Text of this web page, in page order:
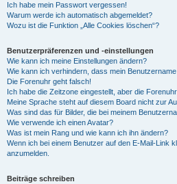
Ich habe mein Passwort vergessen!
Warum werde ich automatisch abgemeldet?
Wozu ist die Funktion „Alle Cookies löschen“?
Benutzerpräferenzen und -einstellungen
Wie kann ich meine Einstellungen ändern?
Wie kann ich verhindern, dass mein
Die Forenuhr geht falsch!
Ich habe die Zeitzone eingestellt, aber die
Meine Sprache steht auf diesem Board nicht zur
Was sind das für Bilder, die bei meinem
Wie verwende ich einen Avatar?
Was ist mein Rang und wie kann ich ihn ändern?
Wenn ich bei einem Benutzer auf den E-Mail-Link
anzumelden.
Beiträge schreiben